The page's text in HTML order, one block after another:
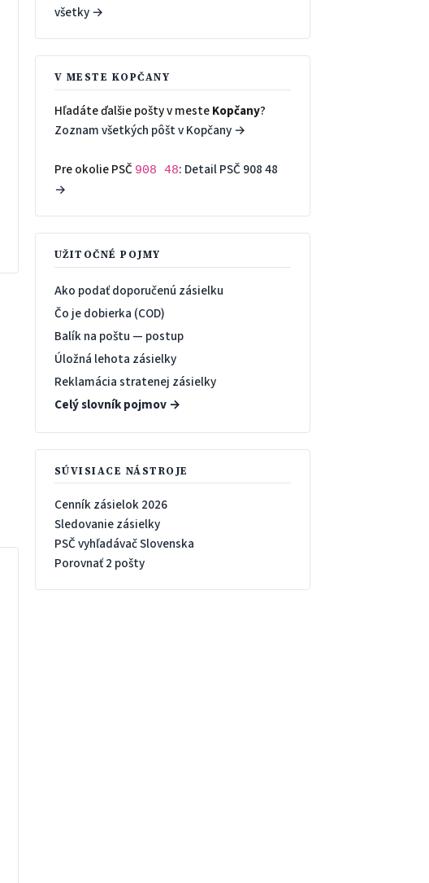
všetky →
V MESTE KOPČANY
Hľadáte ďalšie pošty v mesteKopčany?
Zoznam všetkých pôšt v Kopčany →
Pre okolie PSČ 908 48: Detail PSČ 908 48
→
UŽITOČNÉ POJMY
Ako podať doporučenú zásielku
Čo je dobierka (COD)
Balík na poštu — postup
Úložná lehota zásielky
Reklamácia stratenej zásielky
Celý slovník pojmov →
SÚVISIACE NÁSTROJE
Cenník zásielok 2026
Sledovanie zásielky
PSČ vyhľadávač Slovenska
Porovnať 2 pošty